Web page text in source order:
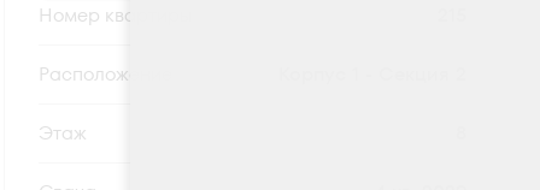
Номер квартиры
Секция
Этаж